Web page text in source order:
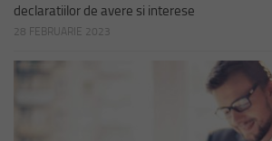
declaratiilor de avere si interese
28 FEBRUARIE 2023